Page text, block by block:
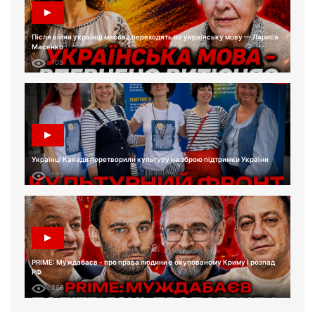
Після війни українці масово переходять на українську мову — Лариса
Масенко
105
Українці Канади перетворили культуру на зброю підтримки України
183
PRIME: Муждабаєв - про права людини в окупованому Криму і розпад
РФ
266